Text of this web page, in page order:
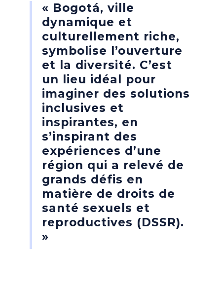
« Bogotá, ville
dynamique et
culturellement riche,
symbolise l’ouverture
et la diversité. C’est
un lieu idéal pour
imaginer des solutions
inclusives et
inspirantes, en
s’inspirant des
expériences d’une
région qui a relevé de
grands défis en
matière de droits de
santé sexuels et
reproductives (DSSR).
»